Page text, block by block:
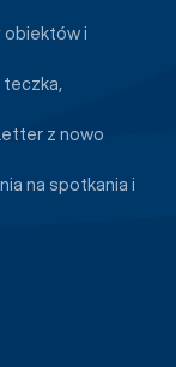
obiektów i
z nowo
na spotkania i